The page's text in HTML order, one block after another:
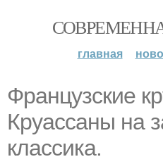
главная
Французские
Круассаны на
классика.